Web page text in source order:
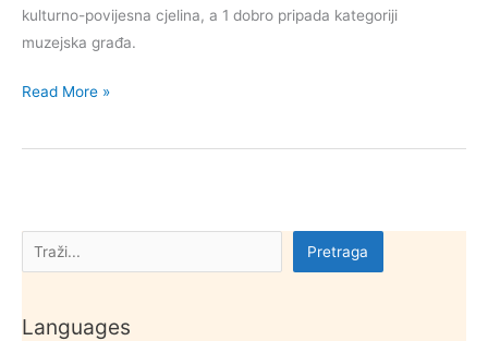
Pretraga Pretraga
Languages
kulturno-povijesna cjelina, a 1 dobro pripada kategoriji
muzejska građa.
Kulturna
grada
Read More »